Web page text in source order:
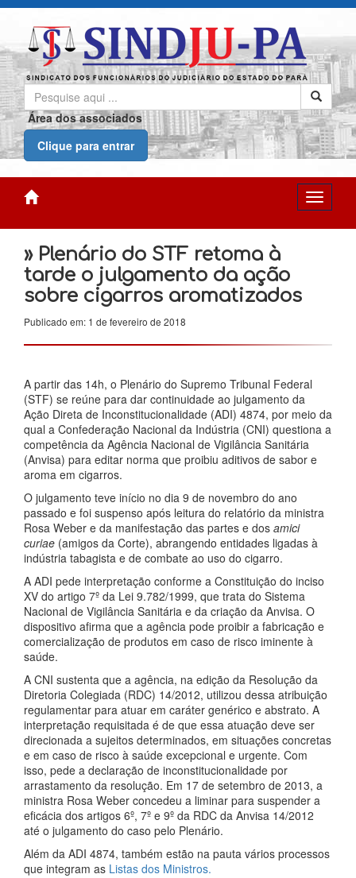
Área dos associados
Clique para entrar
» Plenário do STF retoma à
tarde o julgamento da ação
sobre cigarros aromatizados
Publicado em: 1 de fevereiro de 2018
A partir das 14h, o Plenário do Supremo Tribunal Federal
(STF) se reúne para dar continuidade ao julgamento da
Ação Direta de Inconstitucionalidade (ADI) 4874, por meio da
qual a Confederação Nacional da Indústria (CNI) questiona a
competência da Agência Nacional de Vigilância Sanitária
(Anvisa) para editar norma que proibiu aditivos de sabor e
aroma em cigarros.
O julgamento teve início no dia 9 de novembro do ano
passado e foi suspenso após leitura do relatório da ministra
Rosa Weber e da manifestação das partes e dos amici
curiae (amigos da Corte), abrangendo entidades ligadas à
indústria tabagista e de combate ao uso do cigarro.
A ADI pede interpretação conforme a Constituição do inciso
XV do artigo 7º da Lei 9.782/1999, que trata do Sistema
Nacional de Vigilância Sanitária e da criação da Anvisa. O
dispositivo afirma que a agência pode proibir a fabricação e
comercialização de produtos em caso de risco iminente à
saúde.
A CNI sustenta que a agência, na edição da Resolução da
Diretoria Colegiada (RDC) 14/2012, utilizou dessa atribuição
regulamentar para atuar em caráter genérico e abstrato. A
interpretação requisitada é de que essa atuação deve ser
direcionada a sujeitos determinados, em situações concretas
e em caso de risco à saúde excepcional e urgente. Com
isso, pede a declaração de inconstitucionalidade por
arrastamento da resolução. Em 17 de setembro de 2013, a
ministra Rosa Weber concedeu a liminar para suspender a
eficácia dos artigos 6º, 7º e 9º da RDC da Anvisa 14/2012
até o julgamento do caso pelo Plenário.
Além da ADI 4874, também estão na pauta vários processos
que integram as Listas dos Ministros.